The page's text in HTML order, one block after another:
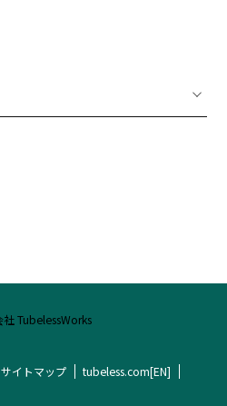
サイトマップ tubeless.com[EN]